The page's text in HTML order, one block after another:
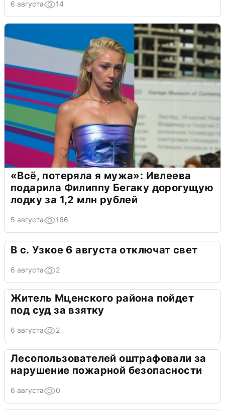
6 августа 14
«Всё, потеряла я мужа»: Ивлеева
подарила Филиппу Бегаку дорогущую
лодку за 1,2 млн рублей
5 августа 166
В с. Узкое 6 августа отключат свет
6 августа 2
Житель Мценского района пойдет
под суд за взятку
6 августа 2
Лесопользователей оштрафовали за
нарушение пожарной безопасности
6 августа 0